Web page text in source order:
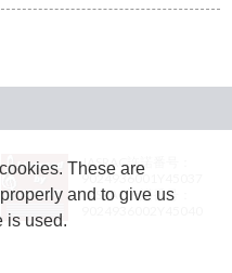
JASRAC許諾番号：
9024936001Y45037
JASRAC許諾番号：
These are
and to give us
is used.